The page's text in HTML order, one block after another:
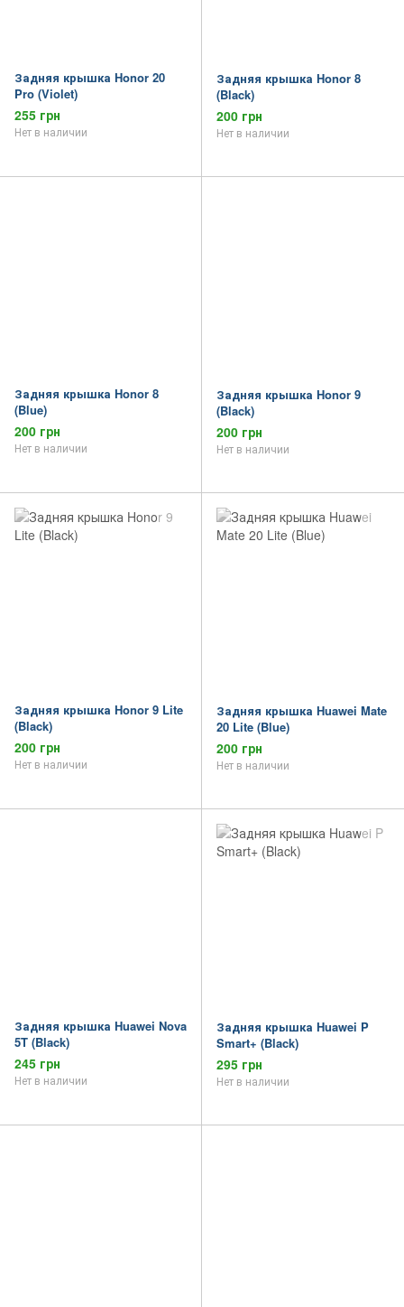
Задняя крышка Honor 20
Pro (Violet)
255 грн
Нет в наличии
Задняя крышка Honor 8
(Black)
200 грн
Нет в наличии
Задняя крышка Honor 8
(Blue)
200 грн
Нет в наличии
Задняя крышка Honor 9
(Black)
200 грн
Нет в наличии
Задняя крышка Honor 9 Lite
(Black)
200 грн
Нет в наличии
Задняя крышка Huawei Mate
20 Lite (Blue)
200 грн
Нет в наличии
Задняя крышка Huawei Nova
5T (Black)
245 грн
Нет в наличии
Задняя крышка Huawei P
Smart+ (Black)
295 грн
Нет в наличии